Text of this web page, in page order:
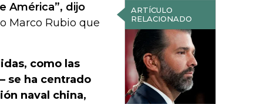
ARTÍCULO
RELACIONADO
América”, dijo
Marco Rubio que
como las
se ha centrado
naval china,